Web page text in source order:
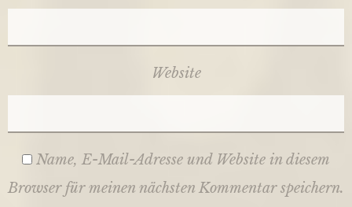
Website
Name, E-Mail-Adresse und Website in diesem
Browser für meinen nächsten Kommentar speichern.